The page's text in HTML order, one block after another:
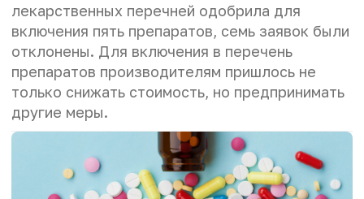
лекарственных перечней одобрила для
включения пять препаратов, семь заявок были
отклонены. Для включения в перечень
препаратов производителям пришлось не
только снижать стоимость, но предпринимать
другие меры.